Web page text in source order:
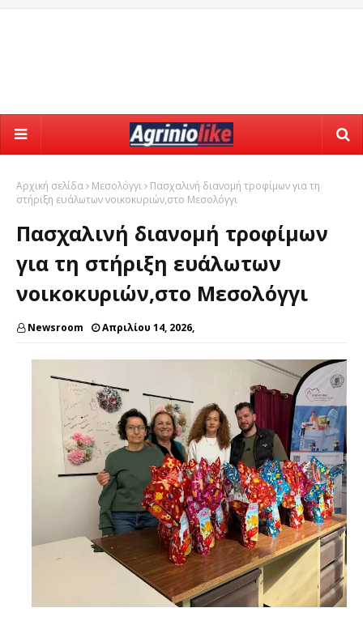
Αρχική σελίδα Μεσολόγγι
Πασχαλινή διανομή τροφίμων για τη
στήριξη ευάλωτων νοικοκυριών,στο Μεσολόγγι
Πασχαλινή διανομή τροφίμων
για τη στήριξη ευάλωτων
νοικοκυριών,στο Μεσολόγγι
Newsroom Απριλίου 14, 2026,